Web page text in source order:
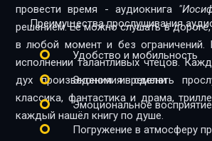
004_02
004_04
004_06
провести время - аудиокнига
решением. Её можно слушать в
в любой момент и без ограничений.
исполнении талантливых чтецов.
дух произведения и сделать
классика, фантастика и драма,
каждый нашёл книгу по душе.
Преимущества прослушивания
Удобство и мобильность
Экономия времени
Эмоциональное восприятие
Погружение в атмосферу